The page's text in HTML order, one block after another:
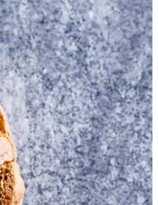
en een snufje zout boven een
1½ cm hoog. Leg ze op een met
streepjes over de koekjes.